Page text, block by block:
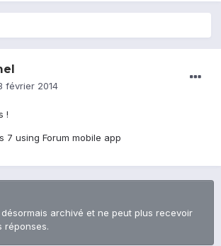
février 2014
!
7 using Forum mobile app
archivé et ne peut plus recevoir
réponses.